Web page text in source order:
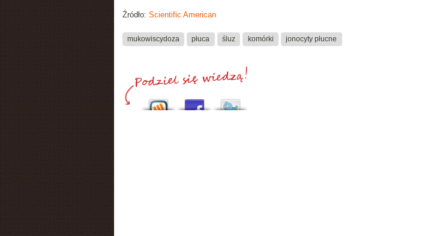
Źródło: Scientific American
mukowiscydoza płuca śluz komórki jonocyty płucne